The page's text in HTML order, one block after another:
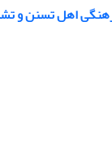
اهل تسنن و